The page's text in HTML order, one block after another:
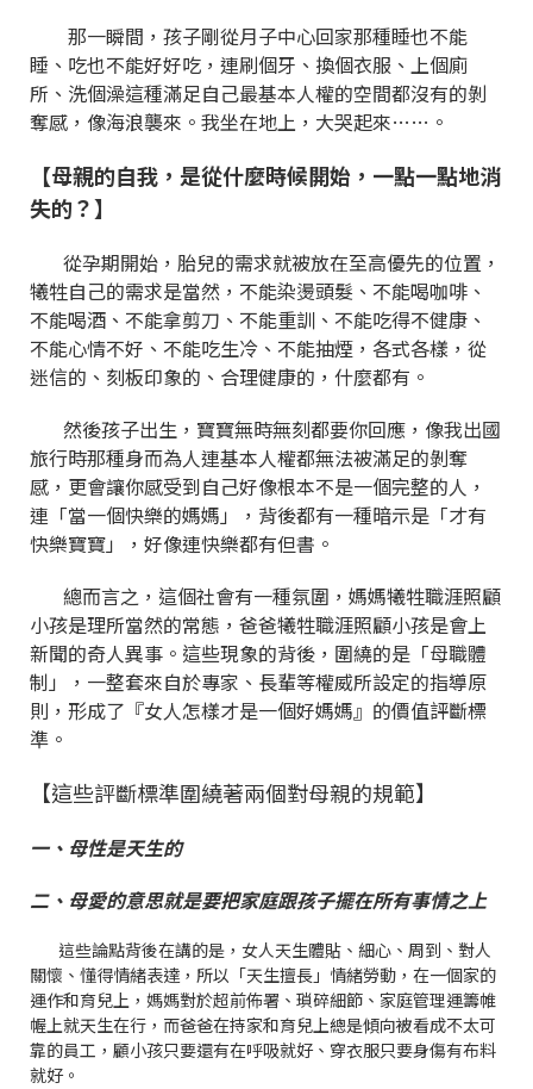
那一瞬間，孩子剛從月子中心回家那種睡也不能
睡、吃也不能好好吃，連刷個牙、換個衣服、上個廁
所、洗個澡這種滿足自己最基本人權的空間都沒有的剝
奪感，像海浪襲來。我坐在地上，大哭起來……。
【母親的自我，是從什麼時候開始，一點一點地消
失的？】
從孕期開始，胎兒的需求就被放在至高優先的位置，
犧牲自己的需求是當然，不能染燙頭髮、不能喝咖啡、
不能喝酒、不能拿剪刀、不能重訓、不能吃得不健康、
不能心情不好、不能吃生冷、不能抽煙，各式各樣，從
迷信的、刻板印象的、合理健康的，什麼都有。
然後孩子出生，寶寶無時無刻都要你回應，像我出國
旅行時那種身而為人連基本人權都無法被滿足的剝奪
感，更會讓你感受到自己好像根本不是一個完整的人，
連「當一個快樂的媽媽」，背後都有一種暗示是「才有
快樂寶寶」，好像連快樂都有但書。
總而言之，這個社會有一種氛圍，媽媽犧牲職涯照顧
小孩是理所當然的常態，爸爸犧牲職涯照顧小孩是會上
新聞的奇人異事。這些現象的背後，圍繞的是「母職體
制」，一整套來自於專家、長輩等權威所設定的指導原
則，形成了『女人怎樣才是一個好媽媽』的價值評斷標
準。
【這些評斷標準圍繞著兩個對母親的規範】
一、母性是天生的
二、母愛的意思就是要把家庭跟孩子擺在所有事情之上
這些論點背後在講的是，女人天生體貼、細心、周到、對人
關懷、懂得情緒表達，所以「天生擅長」情緒勞動，在一個家的
運作和育兒上，媽媽對於超前佈署、瑣碎細節、家庭管理運籌帷
幄上就天生在行，而爸爸在持家和育兒上總是傾向被看成不太可
靠的員工，顧小孩只要還有在呼吸就好、穿衣服只要身傷有布料
就好。